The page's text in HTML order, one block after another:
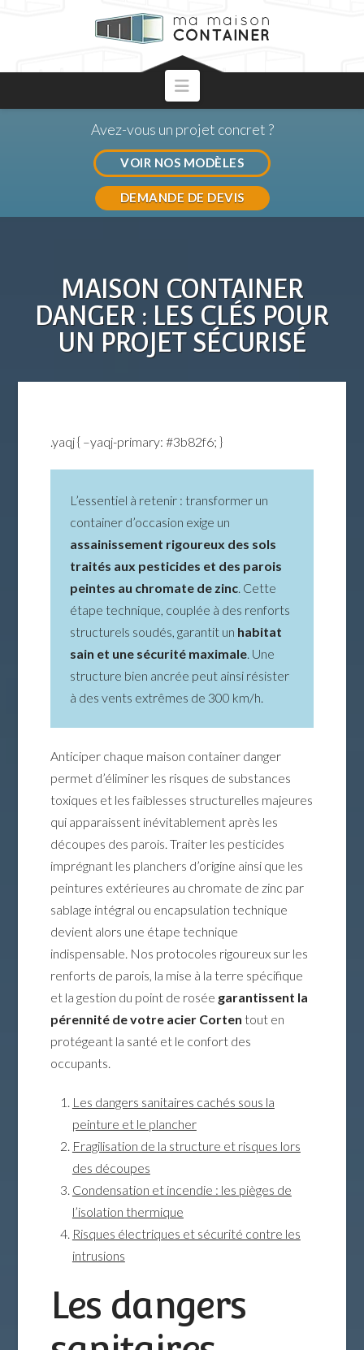
Navigation
Avez-vous un projet concret ?
VOIR NOS MODÈLES
DEMANDE DE DEVIS
MAISON CONTAINER
DANGER : LES CLÉS POUR
UN PROJET SÉCURISÉ
.yaqj { –yaqj-primary: #3b82f6; }
L’essentiel à retenir : transformer un
container d’occasion exige un
assainissement rigoureux des sols
traités aux pesticides et des parois
peintes au chromate de zinc . Cette
étape technique, couplée à des renforts
structurels soudés, garantit un habitat
sain et une sécurité maximale . Une
structure bien ancrée peut ainsi résister
à des vents extrêmes de 300 km/h.
Anticiper chaque maison container danger
permet d’éliminer les risques de substances
toxiques et les faiblesses structurelles majeures
qui apparaissent inévitablement après les
découpes des parois. Traiter les pesticides
imprégnant les planchers d’origine ainsi que les
peintures extérieures au chromate de zinc par
sablage intégral ou encapsulation technique
devient alors une étape technique
indispensable. Nos protocoles rigoureux sur les
renforts de parois, la mise à la terre spécifique
et la gestion du point de rosée garantissent la
pérennité de votre acier Corten tout en
protégeant la santé et le confort des
occupants.
Les dangers sanitaires cachés sous la
peinture et le plancher
Fragilisation de la structure et risques lors
des découpes
Condensation et incendie : les pièges de
l’isolation thermique
Risques électriques et sécurité contre les
intrusions
Les dangers